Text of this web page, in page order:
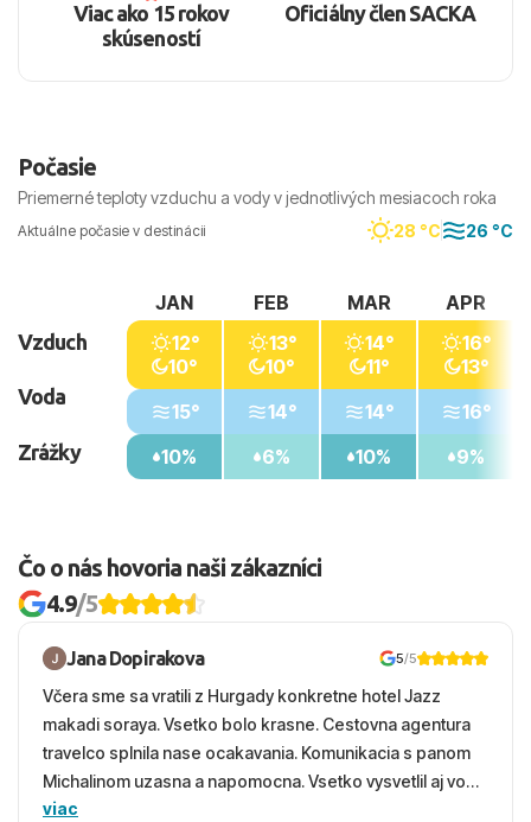
Viac ako 15 rokov
skúseností
Oficiálny člen SACKA
Počasie
Priemerné teploty vzduchu a vody v jednotlivých mesiacoch roka
Aktuálne počasie v destinácii 28 °C 26 °C
Vzduch
Voda
Zrážky
JAN
12°
10°
15°
10%
FEB
13°
10°
14°
6%
MAR
14°
11°
14°
10%
APR
16°
13°
16°
9%
Čo o nás hovoria naši zákazníci
4.9/5
Jana Dopirakova 5/5
Včera sme sa vratili z Hurgady konkretne hotel Jazz
makadi soraya. Vsetko bolo krasne. Cestovna agentura
travelco splnila nase ocakavania. Komunikacia s panom
Michalinom uzasna a napomocna. Vsetko vysvetlil aj vo
vecernych hodinach zaco sa ospravedlnujem. Hotel
viac